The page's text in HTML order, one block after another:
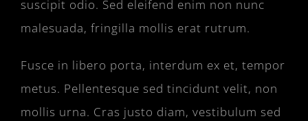
suscipit odio. Sed eleifend enim non nunc
malesuada, fringilla mollis erat rutrum.
Fusce in libero porta, interdum ex et, tempor
metus. Pellentesque sed tincidunt velit, non
mollis urna. Cras justo diam, vestibulum sed